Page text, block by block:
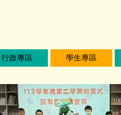
行政專區 學生專區